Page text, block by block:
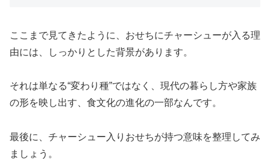
ここまで見てきたように、おせちにチャーシューが入る理
由には、しっかりとした背景があります。
それは単なる“変わり種”ではなく、現代の暮らし方や家族
の形を映し出す、食文化の進化の一部なんです。
最後に、チャーシュー入りおせちが持つ意味を整理してみ
ましょう。